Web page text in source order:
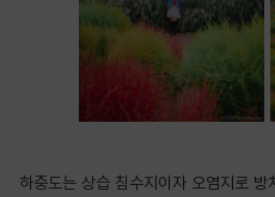
하중도는 상습 침수지이자 오염지로 방